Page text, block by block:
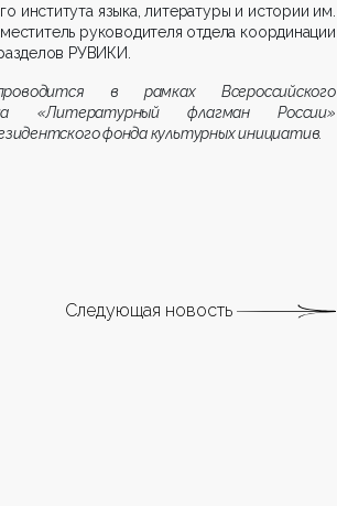
института языка, литературы и истории им.
руководителя отдела координации
РУВИКИ.
в рамках Всероссийского
«Литературный флагман России»
фонда культурных инициатив.
Следующая новость